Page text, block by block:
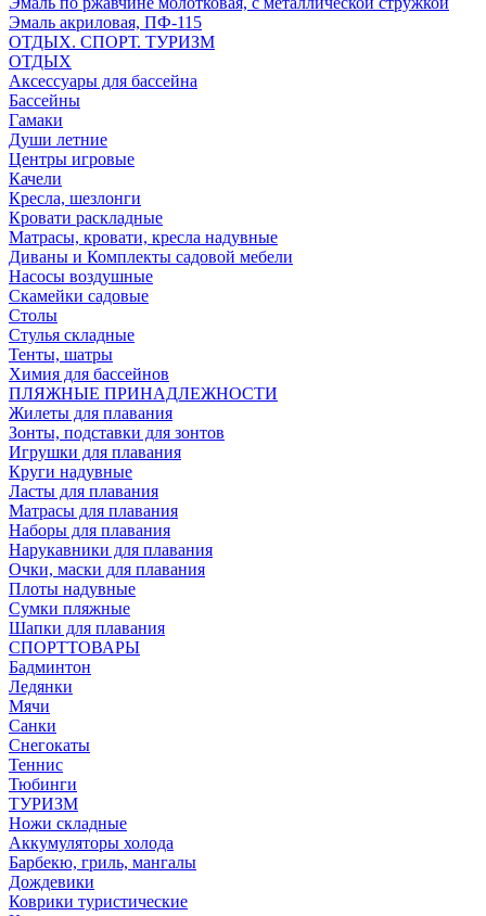
Эмаль акриловая, ПФ-115
ОТДЫХ. СПОРТ. ТУРИЗМ
ОТДЫХ
Аксессуары для бассейна
Бассейны
Гамаки
Души летние
Центры игровые
Качели
Кресла, шезлонги
Кровати раскладные
Матрасы, кровати, кресла надувные
Диваны и Комплекты садовой мебели
Насосы воздушные
Скамейки садовые
Столы
Стулья складные
Тенты, шатры
Химия для бассейнов
ПЛЯЖНЫЕ ПРИНАДЛЕЖНОСТИ
Жилеты для плавания
Зонты, подставки для зонтов
Игрушки для плавания
Круги надувные
Ласты для плавания
Матрасы для плавания
Наборы для плавания
Нарукавники для плавания
Очки, маски для плавания
Плоты надувные
Сумки пляжные
Шапки для плавания
СПОРТТОВАРЫ
Бадминтон
Ледянки
Мячи
Санки
Снегокаты
Теннис
Тюбинги
ТУРИЗМ
Ножи складные
Аккумуляторы холода
Барбекю, гриль, мангалы
Дождевики
Коврики туристические